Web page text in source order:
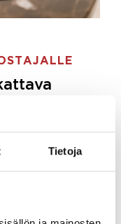
Tietoja
ja etsimme juuri